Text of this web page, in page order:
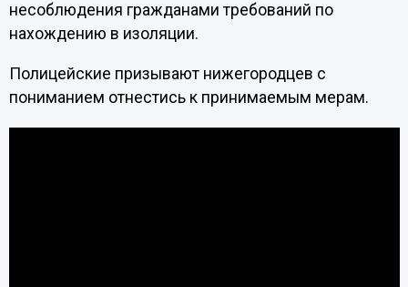
несоблюдения гражданами требований по
нахождению в изоляции.
Полицейские призывают нижегородцев с
пониманием отнестись к принимаемым мерам.